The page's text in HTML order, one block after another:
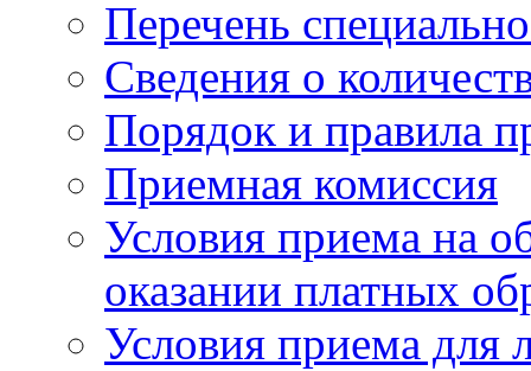
Перечень
Cведения о
Порядок и правила
Приемная комиссия
Условия приема на
оказании платных
Условия приема для